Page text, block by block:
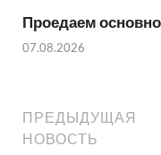
Проедаем
07.08.2026
ПРЕДЫДУЩАЯ
НОВОСТЬ